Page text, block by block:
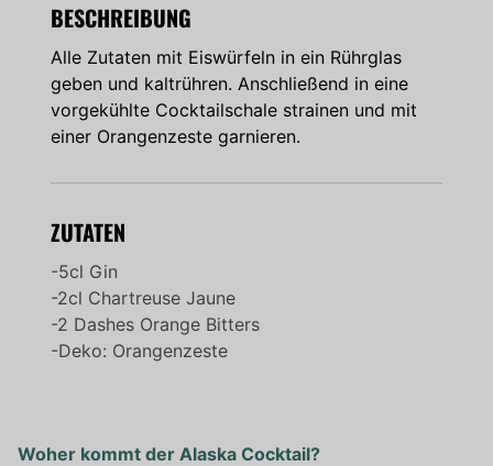
BESCHREIBUNG
Alle Zutaten mit Eiswürfeln in ein Rührglas
geben und kaltrühren. Anschließend in eine
vorgekühlte Cocktailschale strainen und mit
einer Orangenzeste garnieren.
ZUTATEN
-5cl Gin
-2cl Chartreuse Jaune
-2 Dashes Orange Bitters
-Deko: Orangenzeste
Woher kommt der Alaska Cocktail?